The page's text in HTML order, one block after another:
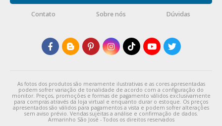
Contato Sobre nós Dúvidas
As fotos dos produtos são meramente ilustrativas e as cores apresentadas
podem sofrer variação de tonalidade de acordo com a configuração do
monitor. Preços, promoções e formas de pagamento válidos exclusivamente
para compras através da loja virtual e enquanto durar o estoque. Os preços
apresentados são válidos para pagamentos a vista e podem sofrer alterações
sem aviso prévio. Vendas sujeitas a análise e confirmação de dados.
Armarinho São José - Todos os direitos reservados